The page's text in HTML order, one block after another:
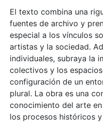
El texto combina una
fuentes de archivo y
especial a los vínculos
artistas y la sociedad.
individuales, subraya la
colectivos y los
configuración de un
plural. La obra es una
conocimiento del arte
los procesos históricos